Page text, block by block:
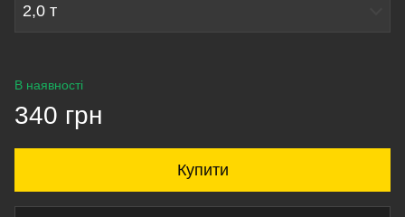
2,0 т
В наявності
340 грн
Купити